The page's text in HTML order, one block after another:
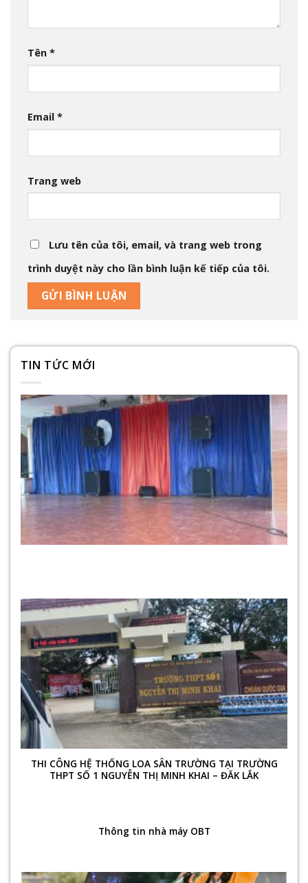
Tên *
Email *
Trang web
Lưu tên của tôi, email, và trang web trong
trình duyệt này cho lần bình luận kế tiếp của tôi.
TIN TỨC MỚI
THI CÔNG HỆ THỐNG LOA SÂN TRƯỜNG TẠI TRƯỜNG
THPT SỐ 1 NGUYỄN THỊ MINH KHAI – ĐĂK LẮK
Thông tin nhà máy OBT